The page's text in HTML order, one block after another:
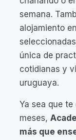
semana.
alojamiento
única de
cotidianas y
uruguaya.
Ya sea que
meses,
más que